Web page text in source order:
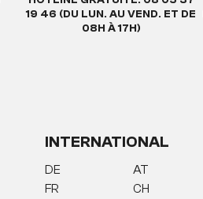
19 46 (DU LUN. AU VEND. ET DE
08H À 17H)
INTERNATIONAL
DE
FR
AT
CH